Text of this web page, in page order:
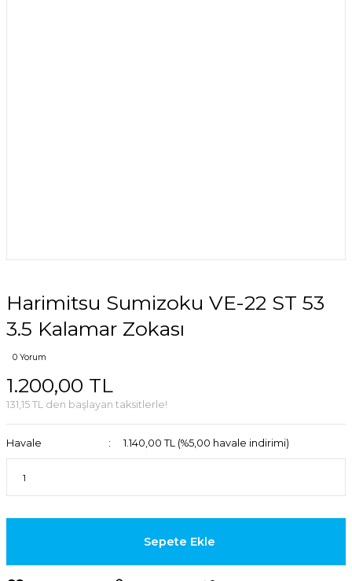
Harimitsu Sumizoku VE-22 ST 53
3.5 Kalamar Zokası
0 Yorum
1.200,00 TL
131,15 TL den başlayan taksitlerle!
Havale 1.140,00 TL (%5,00 havale indirimi)
Sepete Ekle